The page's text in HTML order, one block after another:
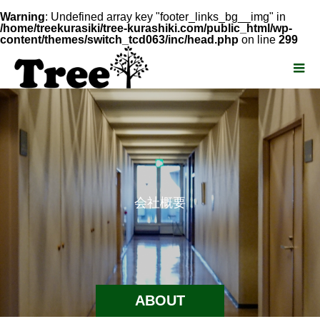
Warning: Undefined array key "footer_links_bg__img" in
/home/treekurasiki/tree-kurashiki.com/public_html/wp-
content/themes/switch_tcd063/inc/head.php on line 299
ABOUT
会社概要